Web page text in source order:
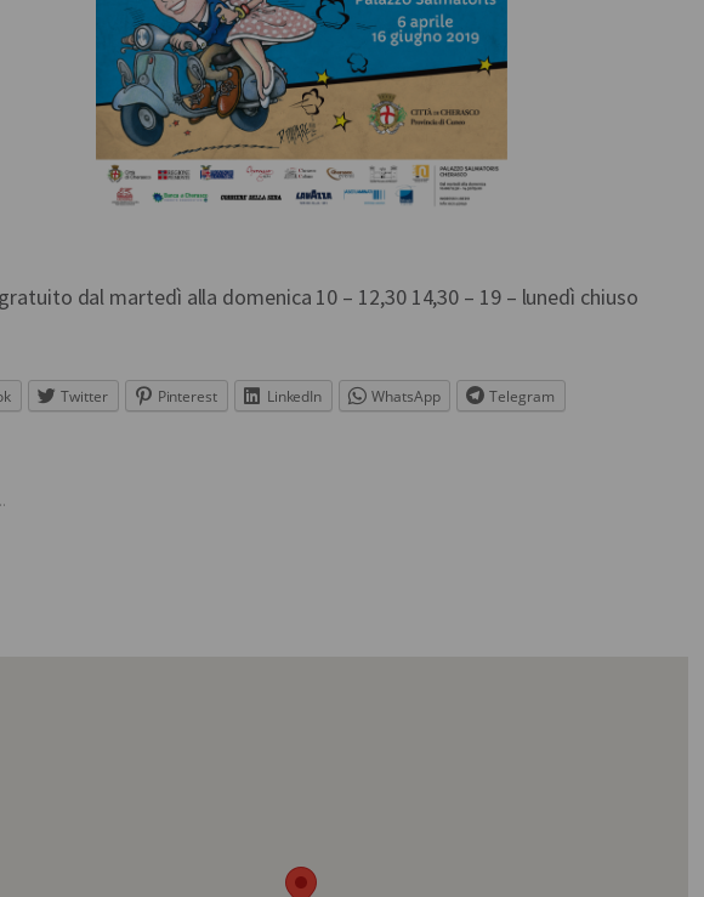
dal martedì alla domenica 10 – 12,30 14,30 – 19 – lunedì chiuso
Twitter Pinterest LinkedIn WhatsApp Telegram